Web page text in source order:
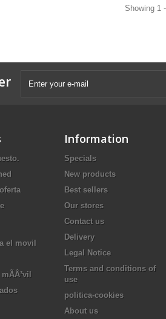
Showing 1
el movil
Information
Specials
New products
Best sellers
Our stores
Contact us
Delivery
Legal Notice
Terms and conditions of
use
politica-cookies
About us